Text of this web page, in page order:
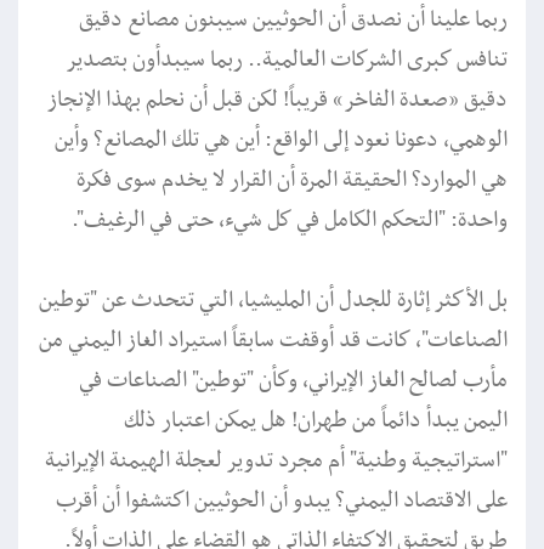
ربما علينا أن نصدق أن الحوثيين سيبنون مصانع دقيق
تنافس كبرى الشركات العالمية.. ربما سيبدأون بتصدير
دقيق ”صعدة الفاخر“ قريباً! لكن قبل أن نحلم بهذا الإنجاز
الوهمي، دعونا نعود إلى الواقع: أين هي تلك المصانع؟ وأين
هي الموارد؟ الحقيقة المرة أن القرار لا يخدم سوى فكرة
واحدة: "التحكم الكامل في كل شيء، حتى في الرغيف".
بل الأكثر إثارة للجدل أن المليشيا، التي تتحدث عن "توطين
الصناعات"، كانت قد أوقفت سابقاً استيراد الغاز اليمني من
مأرب لصالح الغاز الإيراني، وكأن "توطين" الصناعات في
اليمن يبدأ دائماً من طهران! هل يمكن اعتبار ذلك
"استراتيجية وطنية" أم مجرد تدوير لعجلة الهيمنة الإيرانية
على الاقتصاد اليمني؟ يبدو أن الحوثيين اكتشفوا أن أقرب